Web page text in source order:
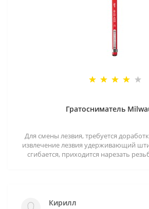
Гратосниматель
Для смены лезвия, требуется
извлечение лезвия удерживающий
сгибается, приходится нарезать
Кирилл